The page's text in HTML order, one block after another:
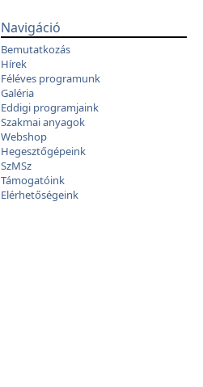
Navigáció
Bemutatkozás
Hírek
Féléves programunk
Galéria
Eddigi programjaink
Szakmai anyagok
Webshop
Hegesztőgépeink
SzMSz
Támogatóink
Elérhetőségeink